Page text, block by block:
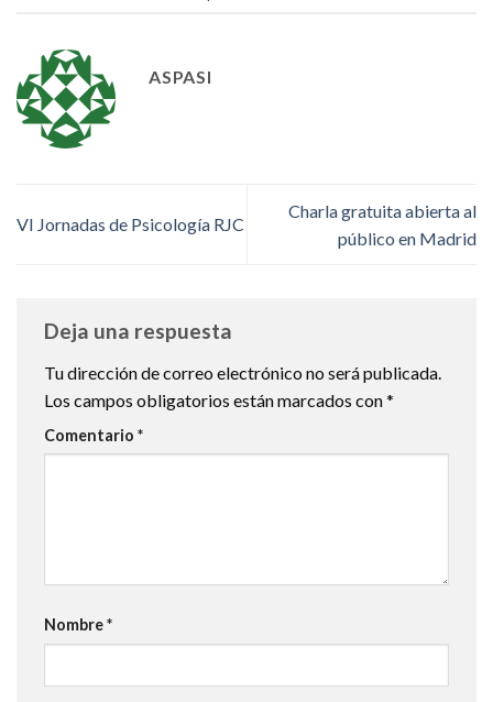
ASPASI
VI Jornadas de Psicología RJC
Charla gratuita abierta al
público en Madrid
Deja una respuesta
Tu dirección de correo electrónico no será publicada.
Los campos obligatorios están marcados con*
Comentario *
Nombre*